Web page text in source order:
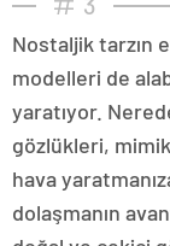
Nostaljik tarzın
modelleri de
yaratıyor.
gözlükleri,
hava
dolaşmanın